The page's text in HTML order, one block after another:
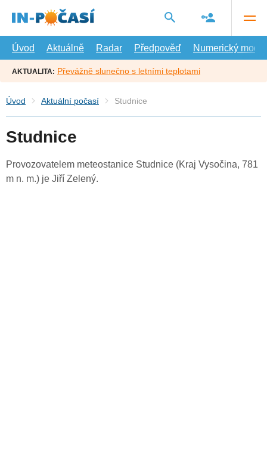
hlavní
Úvod
Aktuálně Radar Předpověď Numerický model
AKTUALITA: Převážně slunečno s letními teplotami
Úvod Aktuální počasí Studnice
Studnice
Provozovatelem meteostanice Studnice (Kraj Vysočina, 781
m n. m.) je Jiří Zelený.